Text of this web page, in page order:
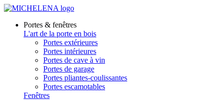
Portes & fenêtres
L'art de la porte en bois
Portes extérieures
Portes intérieures
Portes de cave à vin
Portes de garage
Portes pliantes-coulissantes
Portes escamotables
Fenêtres